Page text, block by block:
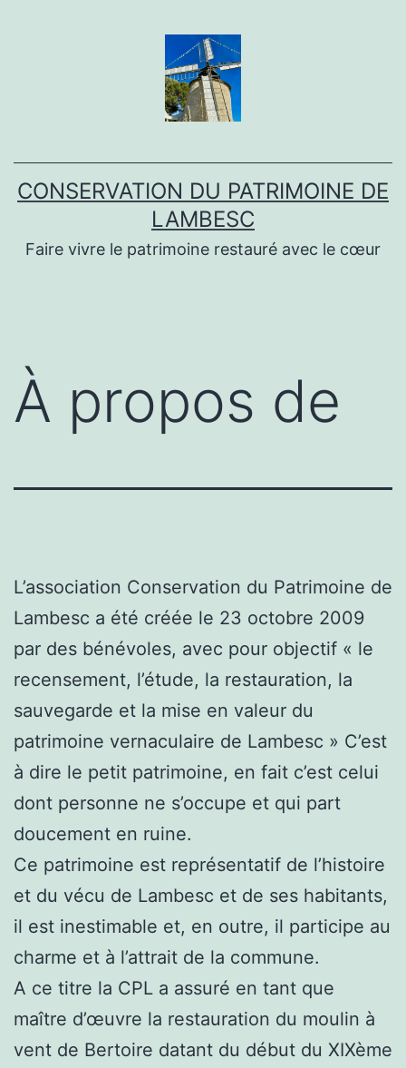
CONSERVATION DU PATRIMOINE DE
LAMBESC
Faire vivre le patrimoine restauré avec le cœur
À propos de
L’association Conservation du Patrimoine de
Lambesc a été créée le 23 octobre 2009
par des bénévoles, avec pour objectif « le
recensement, l’étude, la restauration, la
sauvegarde et la mise en valeur du
patrimoine vernaculaire de Lambesc » C’est
à dire le petit patrimoine, en fait c’est celui
dont personne ne s’occupe et qui part
doucement en ruine.
Ce patrimoine est représentatif de l’histoire
et du vécu de Lambesc et de ses habitants,
il est inestimable et, en outre, il participe au
charme et à l’attrait de la commune.
A ce titre la CPL a assuré en tant que
maître d’œuvre la restauration du moulin à
vent de Bertoire datant du début du XIXème